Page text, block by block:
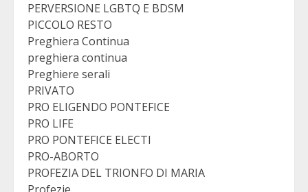
PERVERSIONE LGBTQ E BDSM
PICCOLO RESTO
Preghiera Continua
preghiera continua
Preghiere serali
PRIVATO
PRO ELIGENDO PONTEFICE
PRO LIFE
PRO PONTEFICE ELECTI
PRO-ABORTO
PROFEZIA DEL TRIONFO DI MARIA